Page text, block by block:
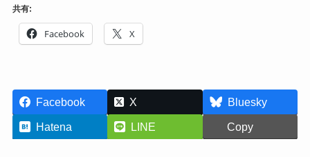
共有:
Facebook X
Facebook X
Bluesky
Hatena
LINE Copy